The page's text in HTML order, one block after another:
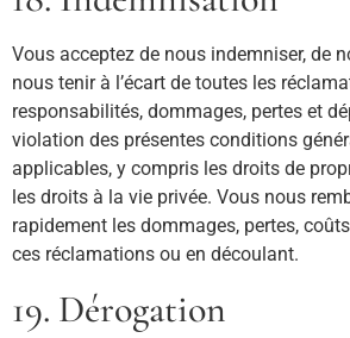
Vous acceptez de nous indemniser, de
nous tenir à l’écart de toutes les
responsabilités, dommages, pertes et
violation des présentes conditions
applicables, y compris les droits de
les droits à la vie privée. Vous nous
rapidement les dommages, pertes,
ces réclamations ou en découlant.
19. Dérogation